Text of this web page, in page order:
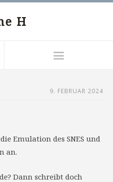
H
9. FEBRUAR 2024
Emulation des SNES und
an.
Dann schreibt doch